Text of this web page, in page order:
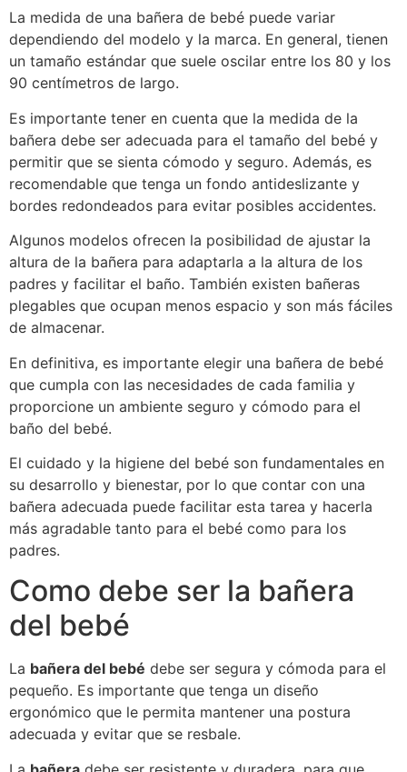
La medida de una bañera de bebé puede variar
dependiendo del modelo y la marca. En general, tienen
un tamaño estándar que suele oscilar entre los 80 y los
90 centímetros de largo.
Es importante tener en cuenta que la medida de la
bañera debe ser adecuada para el tamaño del bebé y
permitir que se sienta cómodo y seguro. Además, es
recomendable que tenga un fondo antideslizante y
bordes redondeados para evitar posibles accidentes.
Algunos modelos ofrecen la posibilidad de ajustar la
altura de la bañera para adaptarla a la altura de los
padres y facilitar el baño. También existen bañeras
plegables que ocupan menos espacio y son más fáciles
de almacenar.
En definitiva, es importante elegir una bañera de bebé
que cumpla con las necesidades de cada familia y
proporcione un ambiente seguro y cómodo para el
baño del bebé.
El cuidado y la higiene del bebé son fundamentales en
su desarrollo y bienestar, por lo que contar con una
bañera adecuada puede facilitar esta tarea y hacerla
más agradable tanto para el bebé como para los
padres.
Como debe ser la bañera
del bebé
La bañera del bebé debe ser segura y cómoda para el
pequeño. Es importante que tenga un diseño
ergonómico que le permita mantener una postura
adecuada y evitar que se resbale.